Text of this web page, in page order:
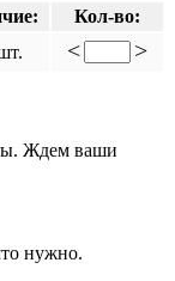
Кол-во:
< >
Ждем ваши
нужно.